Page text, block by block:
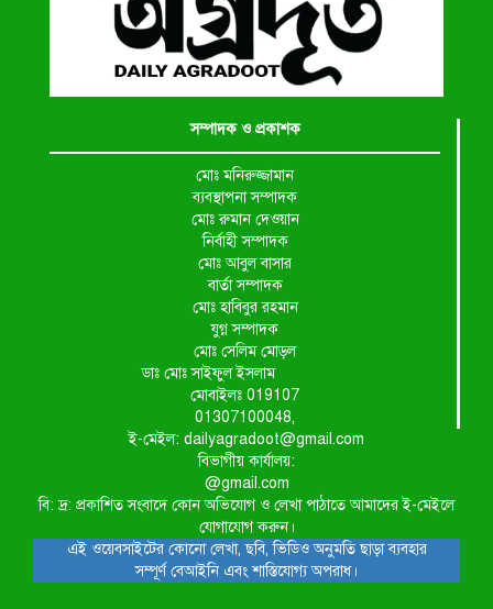
সম্পাদক ও প্রকাশক
মোঃ মনিরুজ্জামান
ব্যবস্থাপনা সম্পাদক
মোঃ রুমান দেওয়ান
নির্বাহী সম্পাদক
মোঃ আবুল বাসার
বার্তা সম্পাদক
মোঃ হাবিবুর রহমান
যুগ্ন সম্পাদক
মোঃ সেলিম মোড়ল
ডাঃ মোঃ সাইফুল ইসলাম
মোবাইলঃ 019107
01307100048,
ই-মেইল: dailyagradoot@gmail.com
বিভাগীয় কার্যালয়:
@gmail.com
বি: দ্র: প্রকাশিত সংবাদে কোন অভিযোগ ও লেখা পাঠাতে আমাদের ই-মেইলে
যোগাযোগ করুন।
এই ওয়েবসাইটের কোনো লেখা, ছবি, ভিডিও অনুমতি ছাড়া ব্যবহার
সম্পূর্ণ বেআইনি এবং শাস্তিযোগ্য অপরাধ।